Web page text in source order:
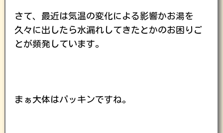
さて、最近は気温の変化による影響かお湯を
久々に出したら水漏れしてきたとかのお困りご
とが頻発しています。
まぁ大体はパッキンですね。